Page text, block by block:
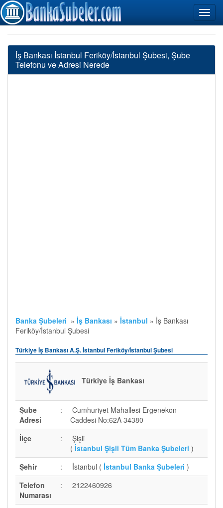
İş Bankası İstanbul Feriköy/İstanbul Şubesi, Şube
Telefonu ve Adresi Nerede
Banka Şubeleri » İş Bankası » İstanbul » İş Bankası
Feriköy/İstanbul Şubesi
Türkiye İş Bankası A.Ş. İstanbul Feriköy/İstanbul Şubesi
Türkiye İş Bankası
Şube
Adresi
:
Cumhuriyet Mahallesi Ergenekon
Caddesi No:62A 34380
İlçe
:
Şişli
( İstanbul Şişli Tüm Banka Şubeleri )
Şehir
: İstanbul ( İstanbul Banka Şubeleri )
Telefon
Numarası
: 2122460926